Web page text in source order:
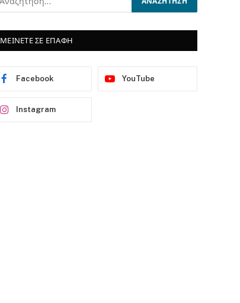
ΜΕΙΝΕΤΕ ΣΕ ΕΠΑΦΗ
Facebook YouTube
Instagram